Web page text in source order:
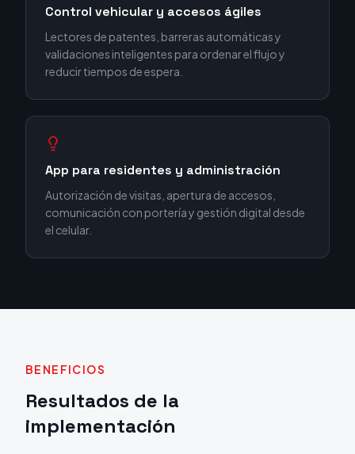
Control vehicular y accesos ágiles
Lectores de patentes, barreras automáticas y
validaciones inteligentes para ordenar el flujo y
reducir tiempos de espera.
App para residentes y administración
Autorización de visitas, apertura de accesos,
comunicación con portería y gestión digital desde
el celular.
BENEFICIOS
Resultados de la
implementación